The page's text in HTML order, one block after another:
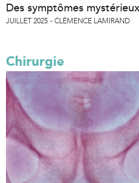
Des symptômes
JUILLET 2025 CLÉMENCE LAMIRAND
Chirurgie